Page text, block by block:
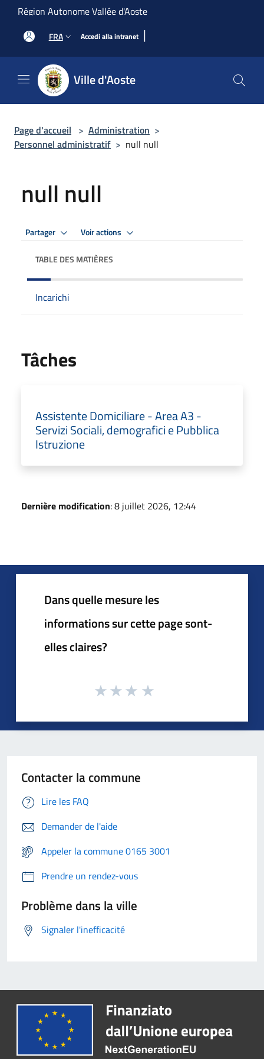
Salta al contenuto principale
Région Autonome Vallée d'Aoste
FRA Accedi alla intranet |
Ville d'Aoste
Page d'accueil > Administration >
Personnel administratif > null null
null null
Partager Voir actions
TABLE DES MATIÈRES
Incarichi
Tâches
Assistente Domiciliare - Area A3 -
Servizi Sociali, demografici e Pubblica
Istruzione
Dernière modification: 8 juillet 2026, 12:44
Dans quelle mesure les
informations sur cette page sont-
elles claires?
Contacter la commune
Lire les FAQ
Demander de l'aide
Appeler la commune 0165 3001
Prendre un rendez-vous
Problème dans la ville
Signaler l'inefficacité